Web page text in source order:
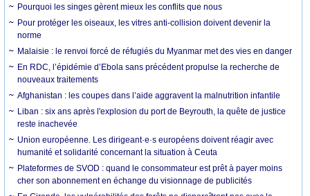
Pourquoi les singes gèrent mieux les conflits que nous
Pour protéger les oiseaux, les vitres anti-collision doivent devenir la
norme
Malaisie : le renvoi forcé de réfugiés du Myanmar met des vies en danger
En RDC, l’épidémie d’Ebola sans précédent propulse la recherche de
nouveaux traitements
Afghanistan : les coupes dans l’aide aggravent la malnutrition infantile
Liban : six ans après l'explosion du port de Beyrouth, la quête de justice
reste inachevée
Union européenne. Les dirigeant·e·s européens doivent réagir avec
humanité et solidarité concernant la situation à Ceuta
Plateformes de SVOD : quand le consommateur est prêt à payer moins
cher son abonnement en échange du visionnage de publicités